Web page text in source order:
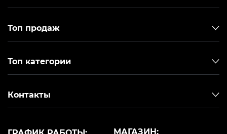
Топ продаж
Топ категории
Контакты
МАГАЗИН: